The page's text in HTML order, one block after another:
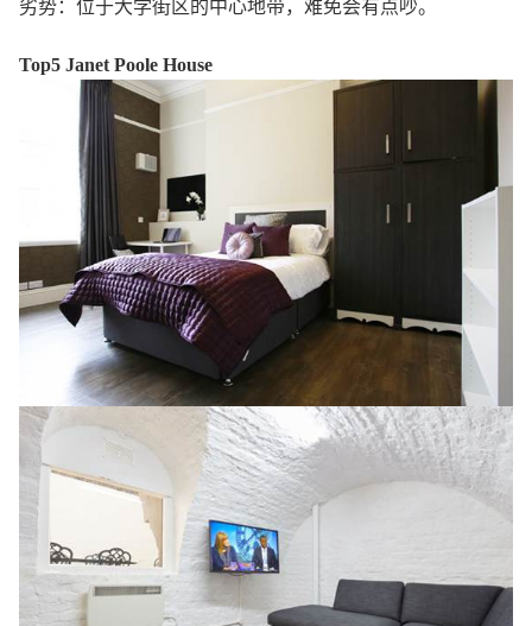
劣势：位于大学街区的中心地带，难免会有点吵。
Top5 Janet Poole House